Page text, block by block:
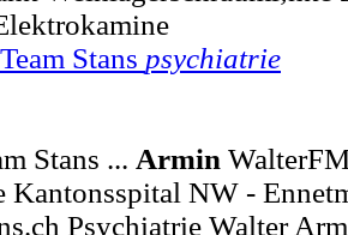
Stans psychiatrie
Stans ... Armin
Kantonsspital NW -
Psychiatrie Walter